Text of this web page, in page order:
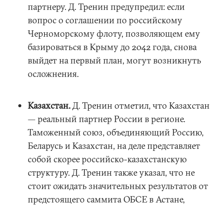
партнеру. Д. Тренин предупредил: если
вопрос о соглашении по российскому
Черноморскому флоту, позволяющем ему
базироваться в Крыму до 2042 года, снова
выйдет на первый план, могут возникнуть
осложнения.
Казахстан.Д. Тренин отметил, что Казахстан
— реальный партнер России в регионе.
Таможенный союз, объединяющий Россию,
Беларусь и Казахстан, на деле представляет
собой скорее российско-казахстанскую
структуру. Д. Тренин также указал, что не
стоит ожидать значительных результатов от
предстоящего саммита ОБСЕ в Астане,